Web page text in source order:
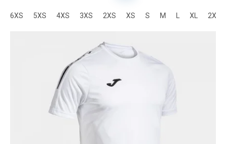
6XS 5XS 4XS 3XS 2XS XS S M L XL 2XL